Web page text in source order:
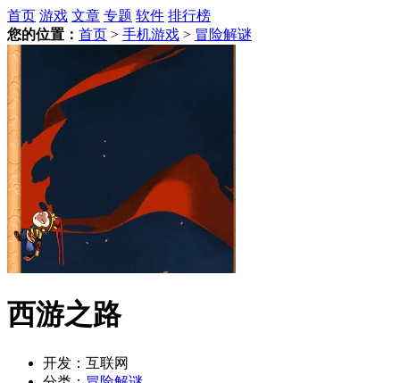
首页 游戏 文章 专题 软件 排行榜
您的位置： 首页 > 手机游戏 > 冒险解谜
西游之路
开发： 互联网